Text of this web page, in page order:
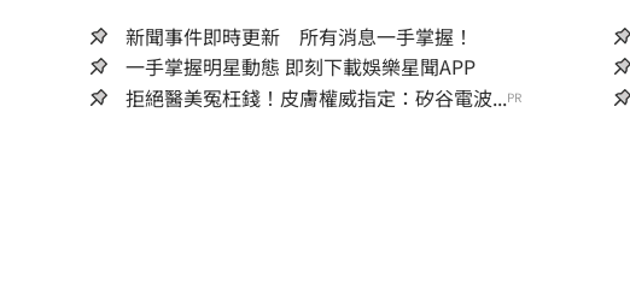
新聞事件即時更新 所有消息一手掌握！
一手掌握明星動態 即刻下載娛樂星聞APP
拒絕醫美冤枉錢！皮膚權威指定：矽谷電波...PR